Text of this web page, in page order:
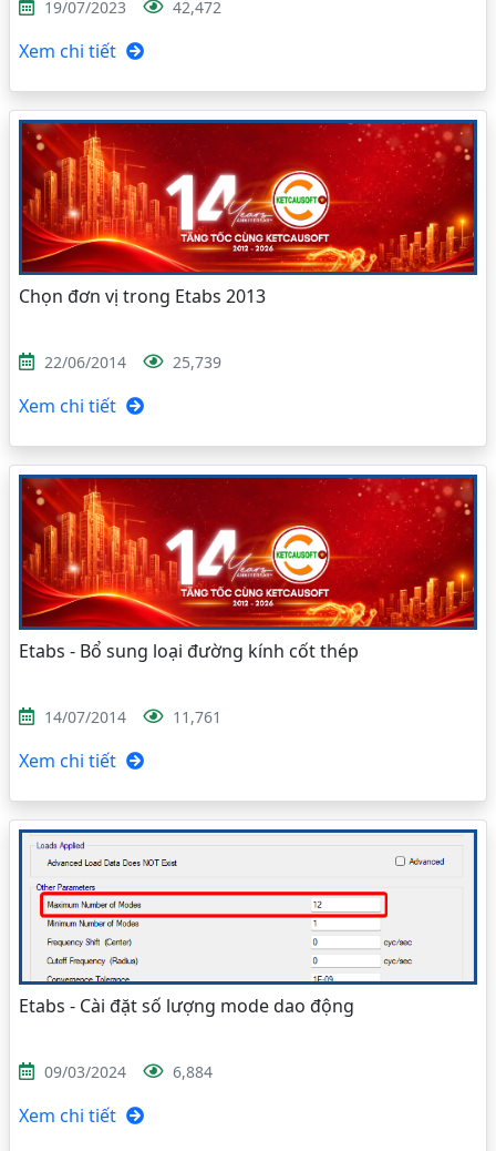
19/07/2023 42,472
Xem chi tiết
Chọn đơn vị trong Etabs 2013
22/06/2014 25,739
Xem chi tiết
Etabs - Bổ sung loại đường kính cốt thép
14/07/2014 11,761
Xem chi tiết
Etabs - Cài đặt số lượng mode dao động
09/03/2024 6,884
Xem chi tiết